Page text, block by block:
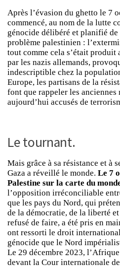
Après l’évasion du ghetto le 7
commencé, au nom de la lutte
génocide délibéré et planifié
problème palestinien :
tout comme cela s’était produit
par les nazis allemands,
indescriptible chez la
Europe, les partisans de la
font que rappeler les anciennes
aujourd’hui accusés de
Le tournant.
Mais grâce à sa résistance et à
Gaza a réveillé le monde. Le 7
Palestine sur la carte du
l’opposition irréconciliable
que les pays du Nord, qui
de la démocratie, de la liberté
refusé de faire, a été pris en
ont ressorti le droit
génocide que le Nord
Le 29 décembre 2023,
devant la Cour internationale